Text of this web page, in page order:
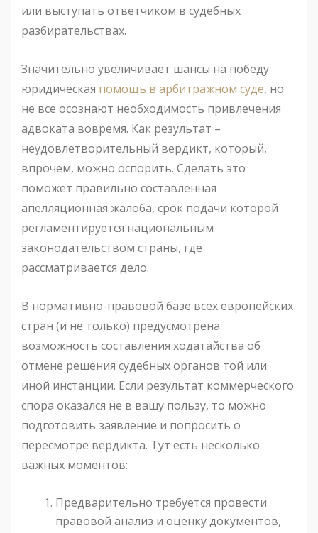
или выступать ответчиком в судебных
разбирательствах.
Значительно увеличивает шансы на победу
юридическая помощь в арбитражном суде, но
не все осознают необходимость привлечения
адвоката вовремя. Как результат –
неудовлетворительный вердикт, который,
впрочем, можно оспорить. Сделать это
поможет правильно составленная
апелляционная жалоба, срок подачи которой
регламентируется национальным
законодательством страны, где
рассматривается дело.
В нормативно-правовой базе всех европейских
стран (и не только) предусмотрена
возможность составления ходатайства об
отмене решения судебных органов той или
иной инстанции. Если результат коммерческого
спора оказался не в вашу пользу, то можно
подготовить заявление и попросить о
пересмотре вердикта. Тут есть несколько
важных моментов:
Предварительно требуется провести
правовой анализ и оценку документов,